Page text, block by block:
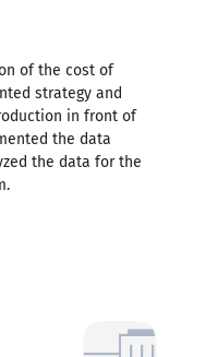
of the cost of
strategy and
in front of
the data
the data for the